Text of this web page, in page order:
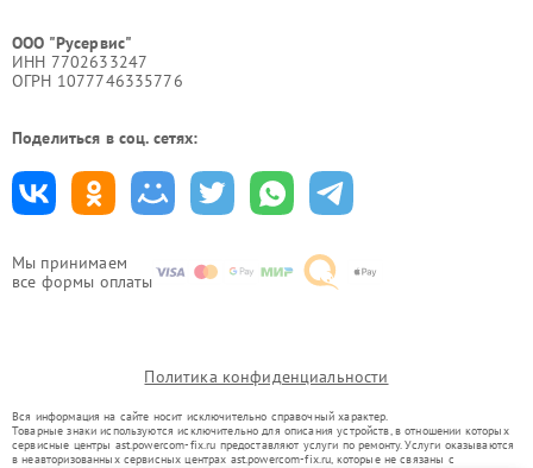
Мы принимаем
все формы оплаты
ООО "Русервис"
ИНН 7702633247
ОГРН 1077746335776
Поделиться в соц. сетях:
Политика конфиденциальности
Вся информация на сайте носит исключительно справочный характер.
Товарные знаки используются исключительно для описания устройств, в отношении которых
сервисные центры ast.powercom-fix.ru предоставляют услуги по ремонту. Услуги оказываются
в неавторизованных сервисных центрах ast.powercom-fix.ru, которые не связаны с